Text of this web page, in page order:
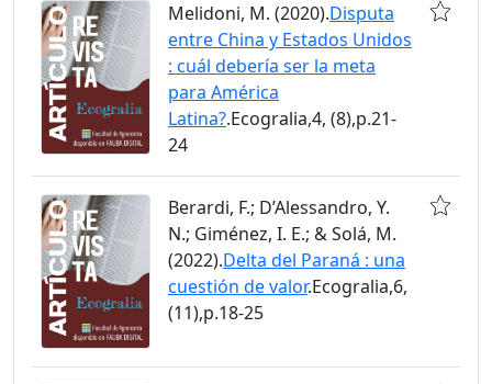
Melidoni, M. (2020).Disputa
entre China y Estados Unidos
: cuál debería ser la meta
para América
Latina?.Ecogralia,4, (8),p.21-
24
Berardi, F.; D’Alessandro, Y.
N.; Giménez, I. E.; & Solá, M.
(2022).Delta del Paraná : una
cuestión de valor.Ecogralia,6,
(11),p.18-25